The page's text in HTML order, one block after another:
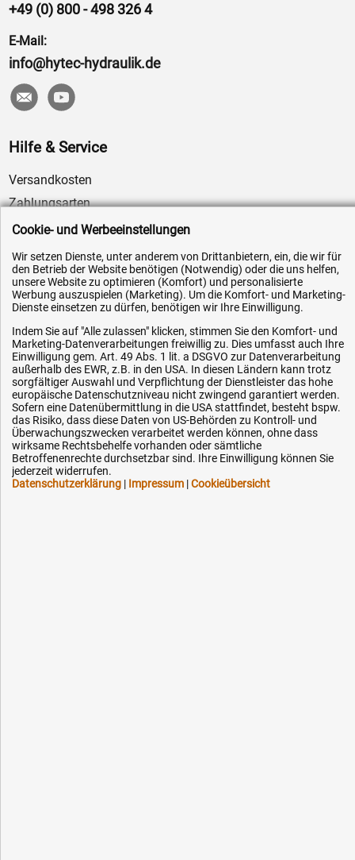
+49 (0) 800 - 498 326 4
E-Mail:
info@hytec-hydraulik.de
Hilfe & Service
Versandkosten
Zahlungsarten
Service
AGB / Widerrufsrecht
Datenschutz
Impressum
OEM-Ersatzteile
Technik-Hilfe
Downloads
Kontakt
Ihre Hytec-Hydraulik Vorteile
Schneller Versand, meist am selben Tag
Cookie- und Werbeeinstellungen
Wir setzen Dienste, unter anderem von Drittanbietern, ein, die wir für
den Betrieb der Website benötigen (Notwendig) oder die uns helfen,
unsere Website zu optimieren (Komfort) und personalisierte
Werbung auszuspielen (Marketing). Um die Komfort- und Marketing-
Dienste einsetzen zu dürfen, benötigen wir Ihre Einwilligung.
Indem Sie auf "Alle zulassen" klicken, stimmen Sie den Komfort- und
Marketing-Datenverarbeitungen freiwillig zu. Dies umfasst auch Ihre
Einwilligung gem. Art. 49 Abs. 1 lit. a DSGVO zur Datenverarbeitung
außerhalb des EWR, z.B. in den USA. In diesen Ländern kann trotz
sorgfältiger Auswahl und Verpflichtung der Dienstleister das hohe
europäische Datenschutzniveau nicht zwingend garantiert werden.
Sofern eine Datenübermittlung in die USA stattfindet, besteht bspw.
das Risiko, dass diese Daten von US-Behörden zu Kontroll- und
Überwachungszwecken verarbeitet werden können, ohne dass
wirksame Rechtsbehelfe vorhanden oder sämtliche
Betroffenenrechte durchsetzbar sind. Ihre Einwilligung können Sie
jederzeit widerrufen.
Datenschutzerklärung | Impressum |Cookieübersicht